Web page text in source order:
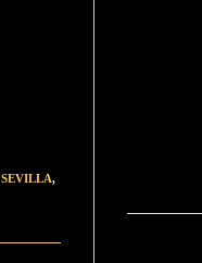
SEVILLA,